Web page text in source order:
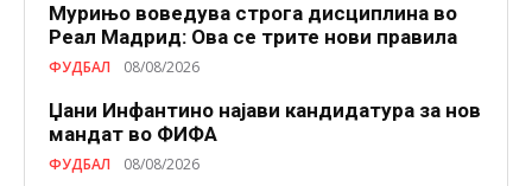
Мурињо воведува строга дисциплина во
Реал Мадрид: Ова се трите нови правила
ФУДБАЛ 08/08/2026
Џани Инфантино најави кандидатура за нов
мандат во ФИФА
ФУДБАЛ 08/08/2026